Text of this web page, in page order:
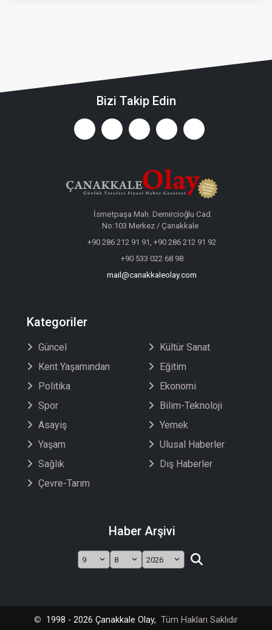
Bizi Takip Edin
İsmetpaşa Mah. Demircioğlu Cad.
No:103 Merkez / Çanakkale
+90 286 212 91 91, +90 286 212 91 92
+90 533 022 68 98
mail@canakkaleolay.com
Kategoriler
Güncel
Kent Yaşamından
Politika
Spor
Asayiş
Yaşam
Sağlık
Çevre-Tarım
Kültür Sanat
Eğitim
Ekonomi
Bilim-Teknoloji
Yemek
Ulusal Haberler
Dış Haberler
Haber Arşivi
© 1998 - 2026 Çanakkale Olay, Tüm Hakları Saklıdır